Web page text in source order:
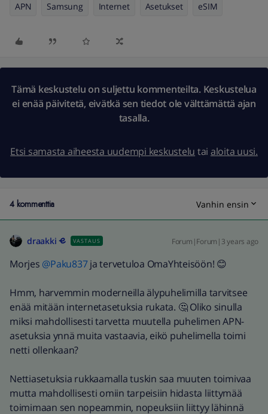
APN Samsung Internet Asetukset eSIM
Tämä keskustelu on suljettu kommenteilta. Keskustelua
ei enää päivitetä, eivätkä sen tiedot ole välttämättä ajan
tasalla.
Etsi samasta aiheesta uudempi keskustelu tai aloita uusi.
4 kommenttia Vanhin ensin
draakki VASTAUS Forum|Forum|3 years ago
Morjes @Paku837ja tervetuloa OmaYhteisöön! 😊
Hmm, harvemmin moderneilla älypuhelimilla tarvitsee
enää mitään internetasetuksia rukata. 🤔 Oliko sinulla
miksi mahdollisesti tarvetta muutella puhelimen APN-
asetuksia ynnä muita vastaavia, eikö puhelimella toimi
netti ollenkaan?
Nettiasetuksia rukkaamalla tuskin saa muuten toimivaa
mutta mahdollisesti omiin tarpeisiin hidasta liittymää
toimimaan sen nopeammin, nopeuksiin liittyy lähinnä